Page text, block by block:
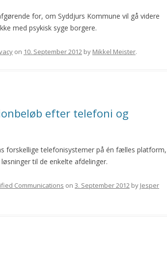
for, om Syddjurs Kommune vil gå videre
med psykisk syge borgere.
on 10. September 2012 by Mikkel Meister.
efter telefoni og
forskellige telefonisystemer på én fælles platform,
til de enkelte afdelinger.
Communications on 3. September 2012 by Jesper